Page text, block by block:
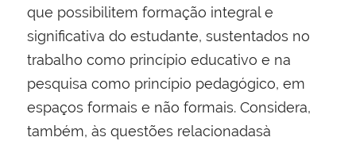
que possibilitem formação integral e
significativa do estudante, sustentados no
trabalho como princípio educativo e na
pesquisa como princípio pedagógico, em
espaços formais e não formais. Considera,
também, às questões relacionadasà